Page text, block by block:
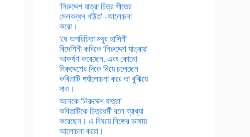
‘নিরুদ্দেশ যাত্রা চিত্র গীতের
মেলবন্ধন গঠিত’ -আলোচনা
করো।
‘ষে অপরিচিতা মধুর হাসিনী
বিদেশিনী কবিকে ‘নিরুদ্দেশ যাত্রায়’
আকর্ষণ করেছেন, এবং কোনো
নিরুদ্দেশের দিকে নিয়ে চলেছেন
কবিতাটি পর্যালোচনা করে তা বুঝিয়ে
দাও।
অনেকে ‘নিরুদ্দেশ যাত্রা’
কবিতাটিকে চিত্রধর্মী বলে ব্যাখ্যা
করেছেন। এ বিষয়ে নিজের ভাষায়
আলোচনা করো।